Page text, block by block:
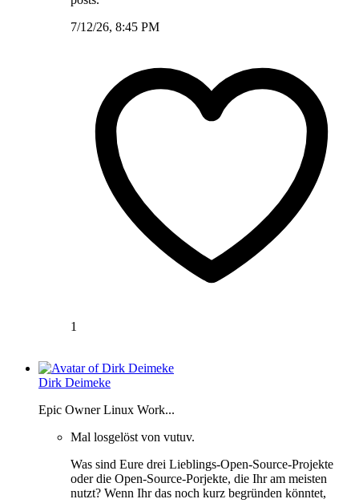
7/12/26, 8:45 PM
1
Dirk Deimeke
Epic Owner Linux Work...
Mal losgelöst von vutuv.
Was sind Eure drei Lieblings-Open-Source-Projekte
oder die Open-Source-Porjekte, die Ihr am meisten
nutzt? Wenn Ihr das noch kurz begründen könntet,